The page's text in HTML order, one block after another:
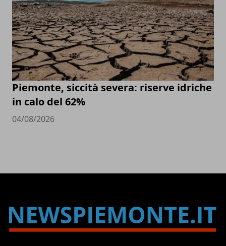
Piemonte, siccità severa: riserve idriche
in calo del 62%
04/08/2026